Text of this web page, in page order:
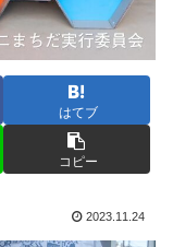
はてブ
コピー
2023.11.24